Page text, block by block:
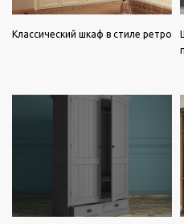
Классический шкаф в стиле ретро